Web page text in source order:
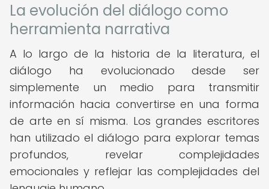
La evolución del diálogo como
herramienta narrativa
A lo largo de la historia de la literatura, el
diálogo ha evolucionado desde ser
simplemente un medio para transmitir
información hacia convertirse en una forma
de arte en sí misma. Los grandes escritores
han utilizado el diálogo para explorar temas
profundos, revelar complejidades
emocionales y reflejar las complejidades del